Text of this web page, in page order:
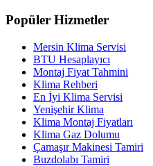
Popüler Hizmetler
Mersin Klima Servisi
BTU Hesaplayıcı
Montaj Fiyat Tahmini
Klima Rehberi
En İyi Klima Servisi
Yenişehir Klima
Klima Montaj Fiyatları
Klima Gaz Dolumu
Çamaşır Makinesi Tamiri
Buzdolabı Tamiri